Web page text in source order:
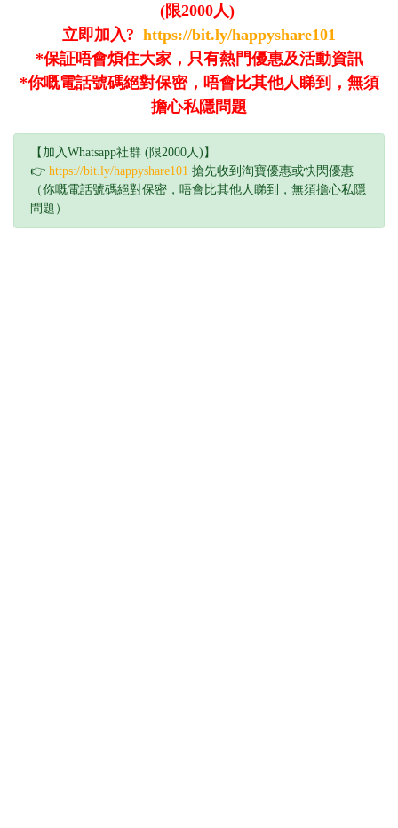
(限2000人)
立即加入? https://bit.ly/happyshare101
*保証唔會煩住大家，只有熱門優惠及活動資訊
*你嘅電話號碼絕對保密，唔會比其他人睇到，無須
擔心私隱問題
【加入Whatsapp社群 (限2000人)】
👉 https://bit.ly/happyshare101 搶先收到淘寶優惠或快閃優惠
（你嘅電話號碼絕對保密，唔會比其他人睇到，無須擔心私隱
問題）